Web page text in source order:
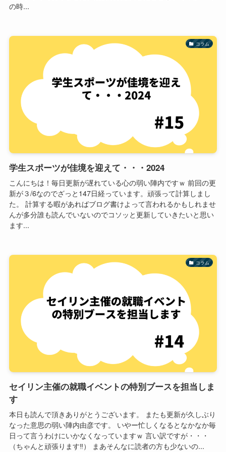
の時...
コラム
学生スポーツが佳境を迎えて・・・2024
こんにちは！毎日更新が遅れている心の弱い陣内ですｗ 前回の更
新が３/6なのでざっと147日経っています。頑張って計算しまし
た。 計算する暇があればブログ書けよって言われるかもしれませ
んが多分誰も読んでいないのでコソッと更新していきたいと思い
ます...
コラム
セイリン主催の就職イベントの特別ブースを担当しま
す
本日も読んで頂きありがとうございます。 またも更新が久しぶり
なった意思の弱い陣内由彦です。 いやー忙しくなるとなかなか毎
日って言うわけにいかなくなっていますｗ 言い訳ですが・・・
（ちゃんと頑張ります‼） まあそんなに読者の方も少ないの...